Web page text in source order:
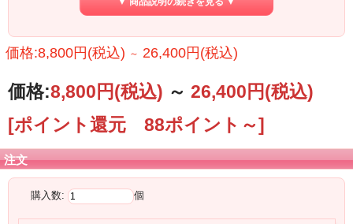
あらゆるタイプのギター・ベース製作に携わり、培ったノウハウ。
それは決して製作者のエゴであってはならず、ただ単純なもの。
プラグインした途端、“いつまでも弾いていたい”と感じる音を追求。
LST2はAlnico5 マグネットにPlain Enamelワイヤーを採用。
LST1と比べて僅かに巻き数を増やすことで得た“芳醇”な倍音は、
価格:8,800円(税込) ～ 26,400円(税込)
価格:8,800円(税込) ～ 26,400円(税込)
[ポイント還元 88ポイント～]
注文
購入数: 個